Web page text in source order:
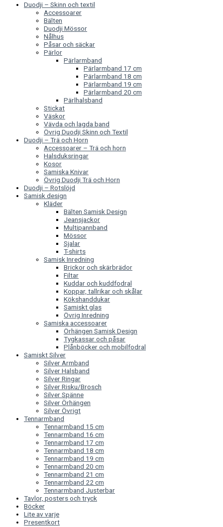
Duodji – Skinn och textil
Accessoarer
Bälten
Duodji Mössor
Nålhus
Påsar och säckar
Pärlor
Pärlarmband
Pärlarmband 17 cm
Pärlarmband 18 cm
Pärlarmband 19 cm
Pärlarmband 20 cm
Pärlhalsband
Stickat
Väskor
Vävda och lagda band
Övrig Duodji Skinn och Textil
Duodji – Trä och Horn
Accessoarer – Trä och horn
Halsduksringar
Kosor
Samiska Knivar
Övrig Duodji Trä och Horn
Duodji – Rotslöjd
Samisk design
Kläder
Bälten Samisk Design
Jeansjackor
Multipannband
Mössor
Sjalar
T-shirts
Samisk Inredning
Brickor och skärbrädor
Filtar
Kuddar och kuddfodral
Koppar, tallrikar och skålar
Kökshanddukar
Samiskt glas
Övrig Inredning
Samiska accessoarer
Örhängen Samisk Design
Tygkassar och påsar
Plånböcker och mobilfodral
Samiskt Silver
Silver Armband
Silver Halsband
Silver Ringar
Silver Risku/Brosch
Silver Spänne
Silver Örhängen
Silver Övrigt
Tennarmband
Tennarmband 15 cm
Tennarmband 16 cm
Tennarmband 17 cm
Tennarmband 18 cm
Tennarmband 19 cm
Tennarmband 20 cm
Tennarmband 21 cm
Tennarmband 22 cm
Tennarmband Justerbar
Tavlor, posters och tryck
Böcker
Lite av varje
Presentkort